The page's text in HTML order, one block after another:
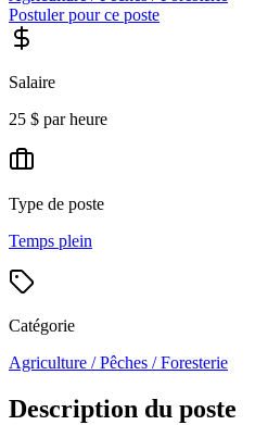
Postuler pour ce poste
Salaire
25 $ par heure
Type de poste
Temps plein
Catégorie
Agriculture / Pêches / Foresterie
Description du poste